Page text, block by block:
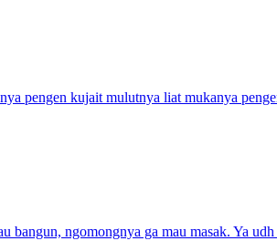
pengen kujait mulutnya liat mukanya
ngomongnya ga mau masak. Ya